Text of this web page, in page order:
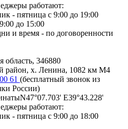
работают:
- пятница с 9:00 до 19:00
до 15:00
и время - по договоренности
область, 346880
район, х. Ленина, 1082 км М4
61 (бесплатный звонок из
России)
E39°43.228'
работают:
- пятница с 9:00 до 18:00